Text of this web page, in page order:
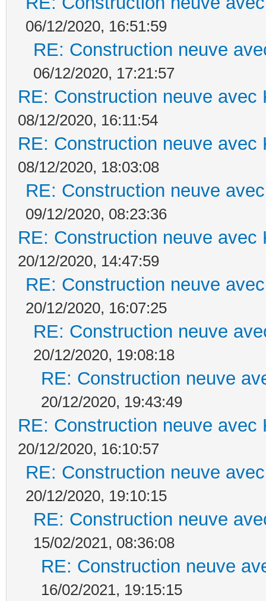
06/12/2020, 16:51:59
RE: Construction neuve
06/12/2020, 17:21:57
RE: Construction neuve avec
08/12/2020, 16:11:54
RE: Construction neuve avec
08/12/2020, 18:03:08
RE: Construction neuve
09/12/2020, 08:23:36
RE: Construction neuve avec
20/12/2020, 14:47:59
RE: Construction neuve
20/12/2020, 16:07:25
RE: Construction neuve
20/12/2020, 19:08:18
RE: Construction neuve
20/12/2020, 19:43:49
RE: Construction neuve avec
20/12/2020, 16:10:57
RE: Construction neuve
20/12/2020, 19:10:15
RE: Construction neuve
15/02/2021, 08:36:08
RE: Construction neuve
16/02/2021, 19:15:15